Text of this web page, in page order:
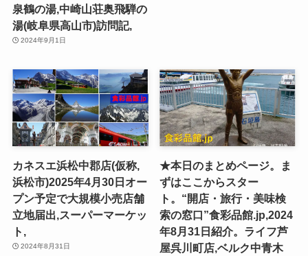
泉鶴の湯,中崎山荘奥飛騨の
湯(岐阜県高山市)訪問記,
2024年9月1日
カネスエ浜松中郡店(仮称,
浜松市)2025年4月30日オー
プン予定で大規模小売店舗
立地届出,スーパーマーケッ
ト,
2024年8月31日
★本日のまとめページ。ま
ずはここからスター
ト。“開店・旅行・美味検
索の窓口”食彩品館.jp,2024
年8月31日紹介。ライフ芦
屋呉川町店,ベルク中青木